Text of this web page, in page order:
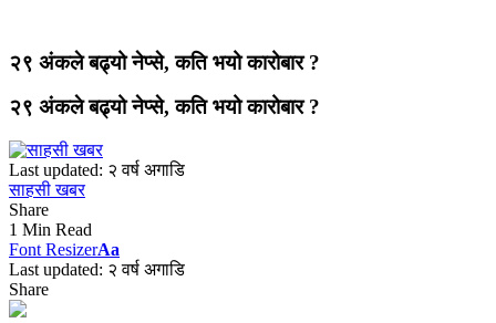
२९ अंकले बढ्यो नेप्से, कति भयो कारोबार ?
२९ अंकले बढ्यो नेप्से, कति भयो कारोबार ?
Last updated: २ वर्ष अगाडि
साहसी खबर
Share
1 Min Read
Font ResizerAa
Last updated: २ वर्ष अगाडि
Share